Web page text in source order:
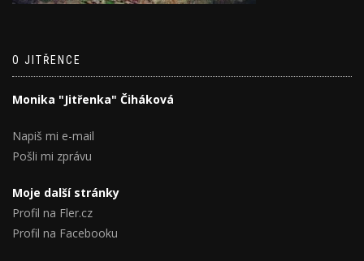
O JITŘENCE
Monika "Jitřenka" Čiháková
Napiš mi e-mail
Pošli mi zprávu
Moje další stránky
Profil na Fler.cz
Profil na Facebooku